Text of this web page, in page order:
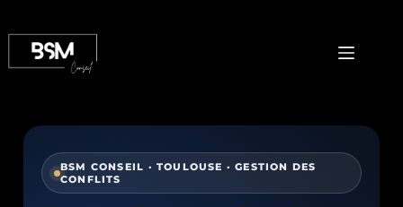
BSM CONSEIL · TOULOUSE · GESTION DES
CONFLITS